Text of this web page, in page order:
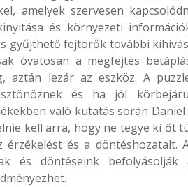
amelyek szervesen
és környezeti
gyűjthető fejtörők további
óvatosan a megfejtés
aztán lezár az eszköz. A
és ha jól
való kutatás során
kell arra, hogy ne tegye ki őt
érzékelést és a döntéshozatalt.
és döntéseink